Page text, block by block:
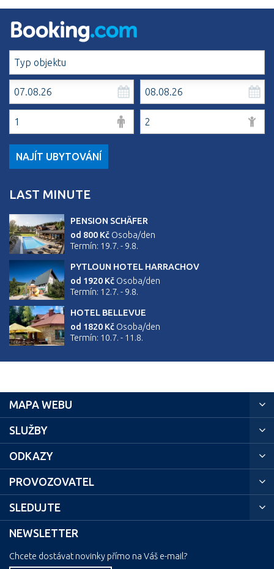
NAJÍT UBYTOVÁNÍ
LAST MINUTE
PENSION SCHÄFER
od 800 Kč Osoba/den
Termín: 19.7. - 9.8.
PYTLOUN HOTEL HARRACHOV
od 1920 Kč Osoba/den
Termín: 12.7. - 9.8.
HOTEL BELLEVUE
od 1820 Kč Osoba/den
Termín: 10.7. - 11.8.
MAPA WEBU
SLUŽBY
ODKAZY
PROVOZOVATEL
SLEDUJTE
NEWSLETTER
Chcete dostávat novinky přímo na Váš e-mail?